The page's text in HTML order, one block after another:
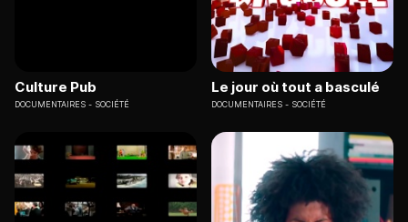
Culture Pub
DOCUMENTAIRES SOCIÉTÉ
Le jour où tout a basculé
DOCUMENTAIRES SOCIÉTÉ